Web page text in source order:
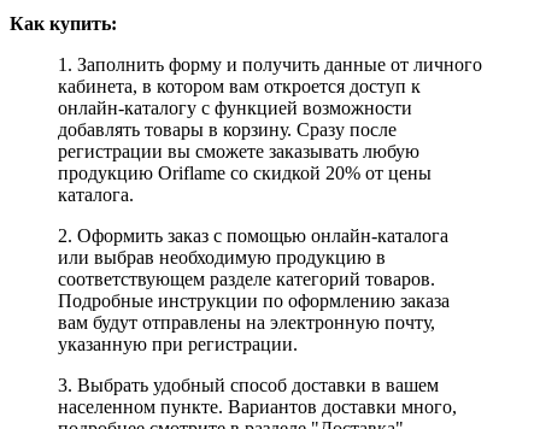
Как купить:
1. Заполнить форму и получить данные от личного
кабинета, в котором вам откроется доступ к
онлайн-каталогу с функцией возможности
добавлять товары в корзину. Сразу после
регистрации вы сможете заказывать любую
продукцию Oriflame со скидкой 20% от цены
каталога.
2. Оформить заказ с помощью онлайн-каталога
или выбрав необходимую продукцию в
соответствующем разделе категорий товаров.
Подробные инструкции по оформлению заказа
вам будут отправлены на электронную почту,
указанную при регистрации.
3. Выбрать удобный способ доставки в вашем
населенном пункте. Вариантов доставки много,